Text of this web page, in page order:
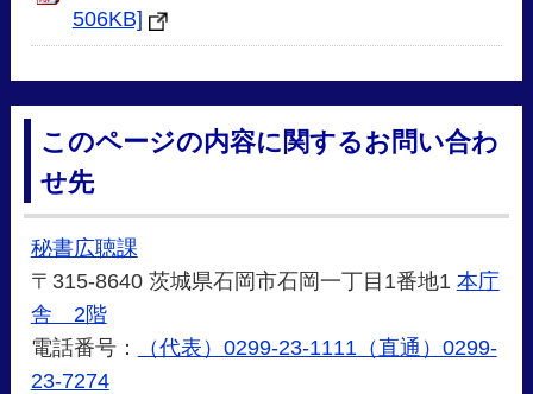
506KB]
このページの内容に関するお問い合わ
せ先
秘書広聴課
〒315-8640 茨城県石岡市石岡一丁目1番地1 本庁
舎 2階
電話番号：
（代表）0299-23-1111（直通）0299-
23-7274